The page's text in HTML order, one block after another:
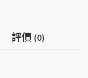
評價 (0)